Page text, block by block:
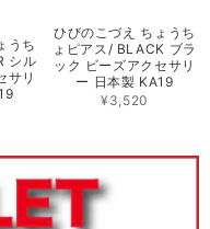
うち
シル
サリ
ひびのこづえ ちょうち
ょピアス/ BLACK ブラ
ック ビーズアクセサリ
ー 日本製 KA19
¥3,520